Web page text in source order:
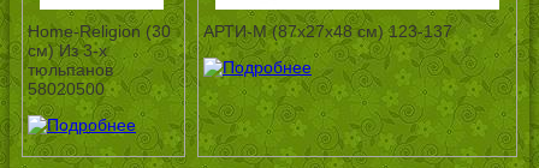
Home-Religion (30
см) Из 3-х
тюльпанов
58020500
АРТИ-М (87х27х48 см) 123-137